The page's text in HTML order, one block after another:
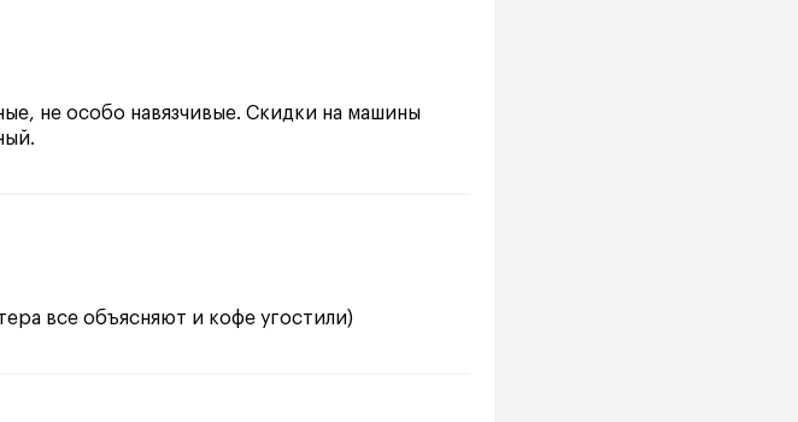
не особо навязчивые. Скидки на машины
все объясняют и кофе угостили)